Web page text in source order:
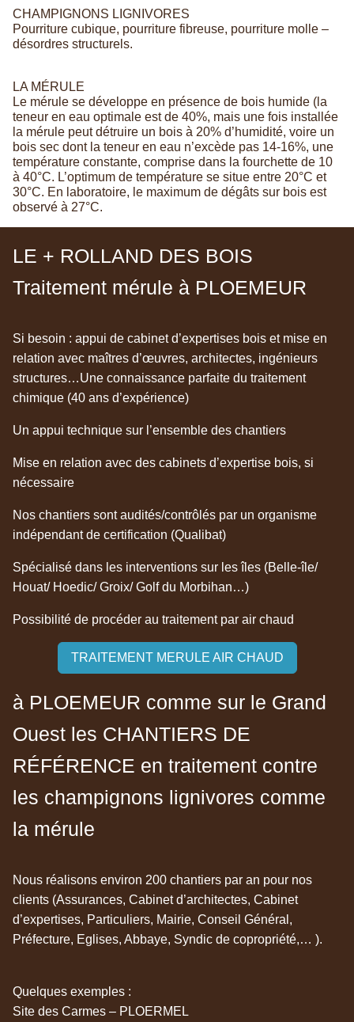
CHAMPIGNONS LIGNIVORES
Pourriture cubique, pourriture fibreuse, pourriture molle –
désordres structurels.
LA MÉRULE
Le mérule se développe en présence de bois humide (la
teneur en eau optimale est de 40%, mais une fois installée
la mérule peut détruire un bois à 20% d’humidité, voire un
bois sec dont la teneur en eau n’excède pas 14-16%, une
température constante, comprise dans la fourchette de 10
à 40°C. L’optimum de température se situe entre 20°C et
30°C. En laboratoire, le maximum de dégâts sur bois est
observé à 27°C.
LE + ROLLAND DES BOIS
Traitement mérule à PLOEMEUR
Si besoin : appui de cabinet d’expertises bois et mise en
relation avec maîtres d’œuvres, architectes, ingénieurs
structures…Une connaissance parfaite du traitement
chimique (40 ans d’expérience)
Un appui technique sur l’ensemble des chantiers
Mise en relation avec des cabinets d’expertise bois, si
nécessaire
Nos chantiers sont audités/contrôlés par un organisme
indépendant de certification (Qualibat)
Spécialisé dans les interventions sur les îles (Belle-île/
Houat/ Hoedic/ Groix/ Golf du Morbihan…)
Possibilité de procéder au traitement par air chaud
TRAITEMENT MERULE AIR CHAUD
à PLOEMEUR comme sur le Grand
Ouest les CHANTIERS DE
RÉFÉRENCE en traitement contre
les champignons lignivores comme
la mérule
Nous réalisons environ 200 chantiers par an pour nos
clients (Assurances, Cabinet d’architectes, Cabinet
d’expertises, Particuliers, Mairie, Conseil Général,
Préfecture, Eglises, Abbaye, Syndic de copropriété,… ).
Quelques exemples :
Site des Carmes – PLOERMEL